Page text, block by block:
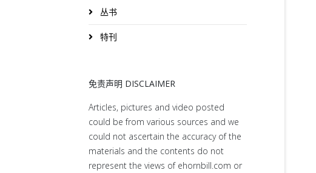
丛书
特刊
免责声明 DISCLAIMER
Articles, pictures and video posted
could be from various sources and we
could not ascertain the accuracy of the
materials and the contents do not
represent the views of ehornbill.com or